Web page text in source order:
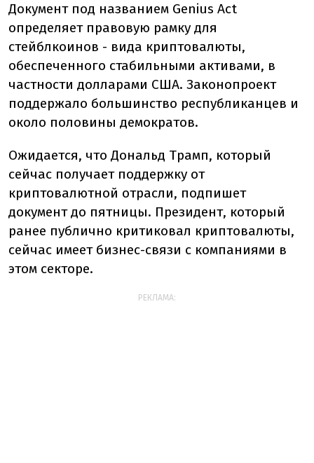
Документ под названием Genius Act
определяет правовую рамку для
стейблкоинов - вида криптовалюты,
обеспеченного стабильными активами, в
частности долларами США. Законопроект
поддержало большинство республиканцев и
около половины демократов.
Ожидается, что Дональд Трамп, который
сейчас получает поддержку от
криптовалютной отрасли, подпишет
документ до пятницы. Президент, который
ранее публично критиковал криптовалюты,
сейчас имеет бизнес-связи с компаниями в
этом секторе.
РЕКЛАМА: